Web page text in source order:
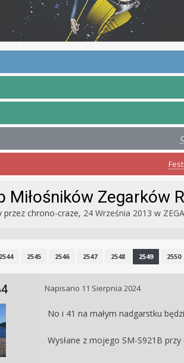
Miłośników Zegarków
przez chrono-craze, 24 Września 2013 w
2544 2545 2546 2547 2548 2549 2550
Napisano 11 Sierpnia 2024
No i 41 na małym nadgarstku
Wysłane z mojego SM-S921B